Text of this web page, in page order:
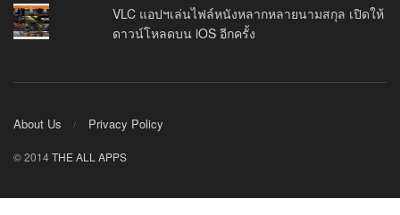
VLC แอปฯเล่นไฟล์หนังหลากหลายนามสกุล เปิดให้
ดาวน์โหลดบน iOS อีกครั้ง
About Us Privacy Policy
© 2014THE ALL APPS